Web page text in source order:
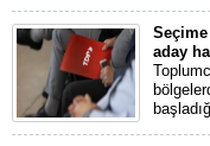
aday